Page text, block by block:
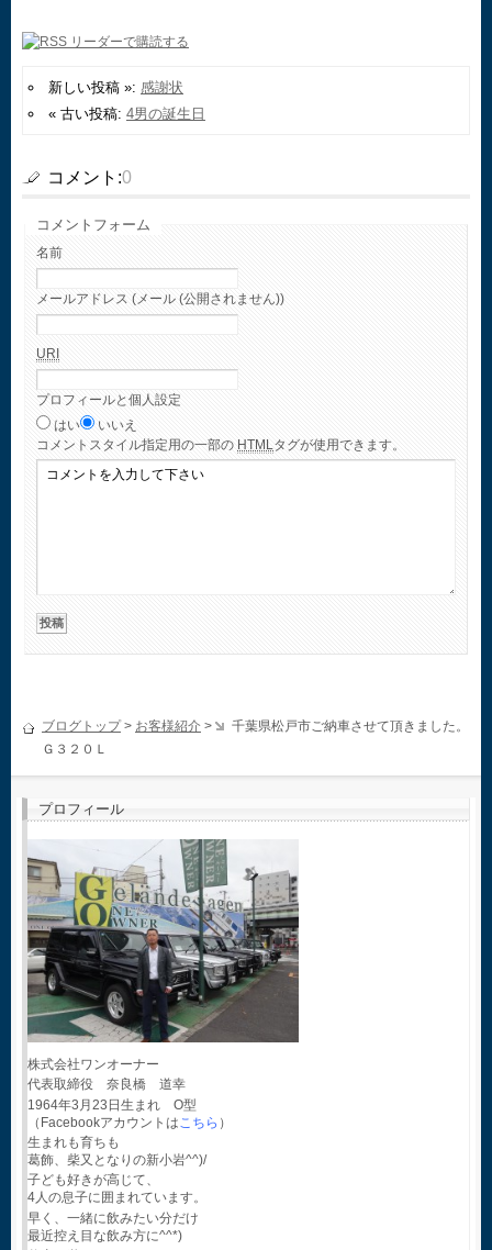
新しい投稿 »: 感謝状
« 古い投稿: 4男の誕生日
コメント:0
コメントフォーム
名前
メールアドレス (メール (公開されません))
URI
プロフィールと個人設定
はい
いいえ
コメント スタイル指定用の一部の HTML タグが使用できます。
ブログトップ> お客様紹介 >
千葉県松戸市ご納車させて頂きました。
Ｇ３２０Ｌ
プロフィール
株式会社ワンオーナー
代表取締役 奈良橋 道幸
1964年3月23日生まれ O型
（Facebookアカウントは こちら ）
生まれも育ちも
葛飾、柴又となりの新小岩^^)/
子ども好きが高じて、
4人の息子に囲まれています。
早く、一緒に飲みたい分だけ
最近控え目な飲み方に^^*)